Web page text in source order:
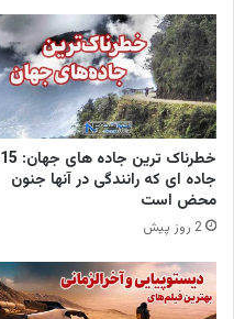
خطرناک ترین جاده های جهان: 15
جاده ای که رانندگی در آنها جنون
محض است
2 روز پیش